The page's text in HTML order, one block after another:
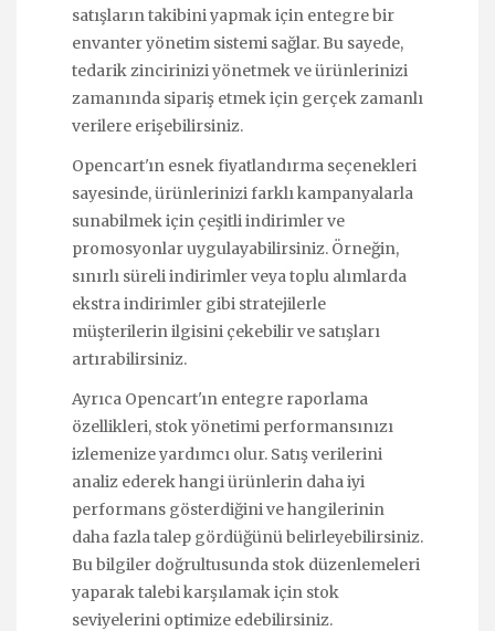
satışların takibini yapmak için entegre bir
envanter yönetim sistemi sağlar. Bu sayede,
tedarik zincirinizi yönetmek ve ürünlerinizi
zamanında sipariş etmek için gerçek zamanlı
verilere erişebilirsiniz.
Opencart'ın esnek fiyatlandırma seçenekleri
sayesinde, ürünlerinizi farklı kampanyalarla
sunabilmek için çeşitli indirimler ve
promosyonlar uygulayabilirsiniz. Örneğin,
sınırlı süreli indirimler veya toplu alımlarda
ekstra indirimler gibi stratejilerle
müşterilerin ilgisini çekebilir ve satışları
artırabilirsiniz.
Ayrıca Opencart'ın entegre raporlama
özellikleri, stok yönetimi performansınızı
izlemenize yardımcı olur. Satış verilerini
analiz ederek hangi ürünlerin daha iyi
performans gösterdiğini ve hangilerinin
daha fazla talep gördüğünü belirleyebilirsiniz.
Bu bilgiler doğrultusunda stok düzenlemeleri
yaparak talebi karşılamak için stok
seviyelerini optimize edebilirsiniz.